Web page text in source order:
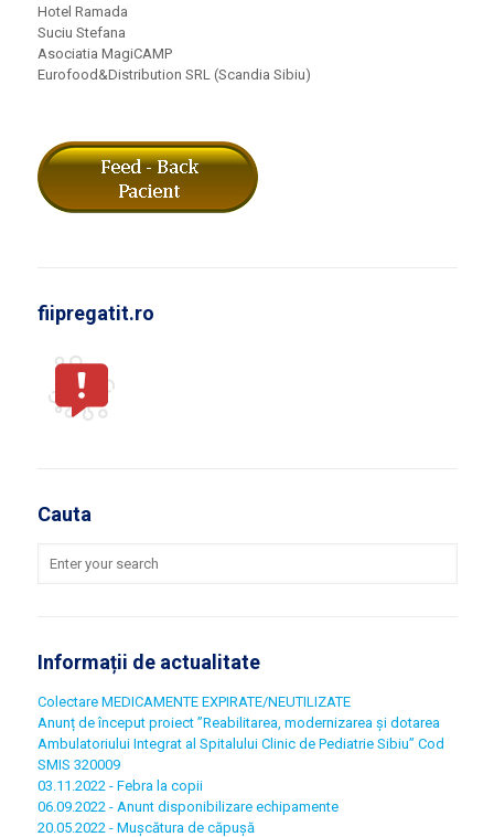
Hotel Ramada
Suciu Stefana
Asociatia MagiCAMP
Eurofood&Distribution SRL (Scandia Sibiu)
fiipregatit.ro
Cauta
Informații de actualitate
Colectare MEDICAMENTE EXPIRATE/NEUTILIZATE
Anunț de început proiect ”Reabilitarea, modernizarea și dotarea
Ambulatoriului Integrat al Spitalului Clinic de Pediatrie Sibiu” Cod
SMIS 320009
03.11.2022 - Febra la copii
06.09.2022 - Anunt disponibilizare echipamente
20.05.2022 - Mușcătura de căpușă